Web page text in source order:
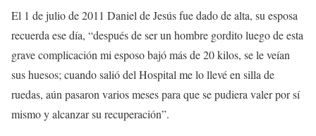
El 1 de julio de 2011 Daniel de Jesús fue dado de alta, su esposa
recuerda ese día, “después de ser un hombre gordito luego de esta
grave complicación mi esposo bajó más de 20 kilos, se le veían
sus huesos; cuando salió del Hospital me lo llevé en silla de
ruedas, aún pasaron varios meses para que se pudiera valer por sí
mismo y alcanzar su recuperación”.